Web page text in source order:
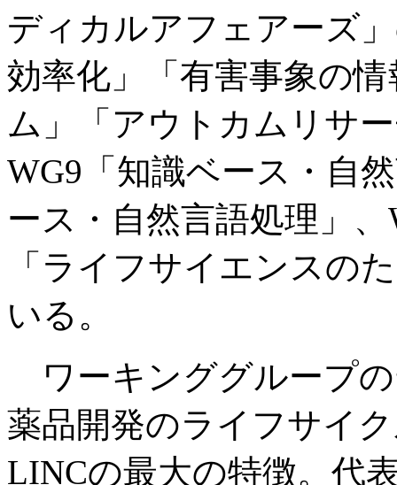
ディカルアフェアーズ
効率化」「有害事象の
ム」「アウトカムリサ
WG9「知識ベース・自
ース・自然言語処理」
「ライフサイエンスの
いる。
ワーキンググループ
薬品開発のライフサイ
LINCの最大の特徴。代